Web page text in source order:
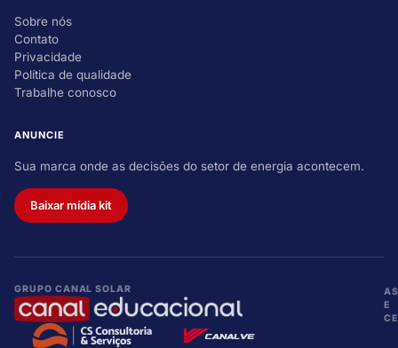
Sobre nós
Contato
Privacidade
Política de qualidade
Trabalhe conosco
ANUNCIE
Sua marca onde as decisões do setor de energia acontecem.
Baixar mídia kit
GRUPO CANAL SOLAR
E